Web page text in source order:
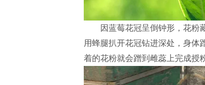
因蓝莓花冠呈倒钟形，花粉
用蜂腿扒开花冠钻进深处，身体
着的花粉就会蹭到雌蕊上完成授